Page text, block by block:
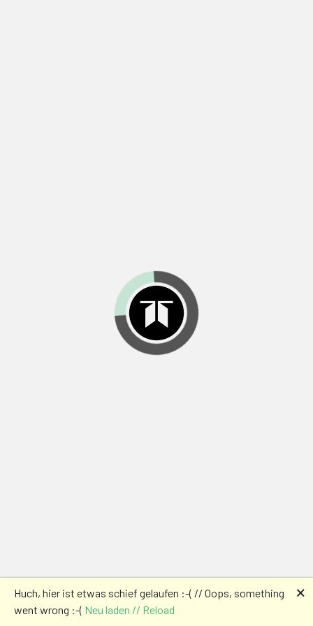
Huch, hier ist etwas schief gelaufen :-( // Oops, something
went wrong :-( Neu laden // Reload
🗙